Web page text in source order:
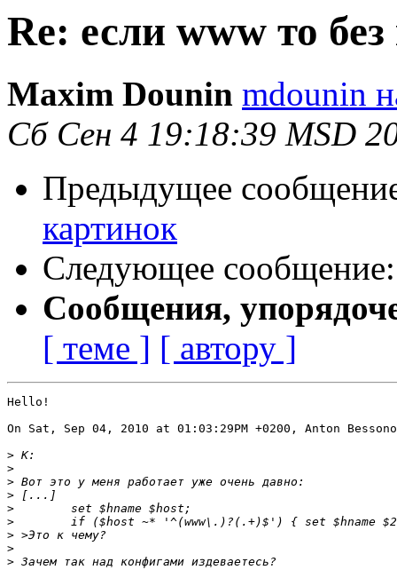
Re: если www то
Maxim Dounin mdounin
Сб Сен 4 19:18:39 MSD
Предыдущее
картинок
Следующее
Сообщения,
[ теме ] [ автору ]
Hello!
On Sat, Sep 04, 2010 at 01:03:29PM +0200, Anton
>
>
>
>
>
>
>
>
>